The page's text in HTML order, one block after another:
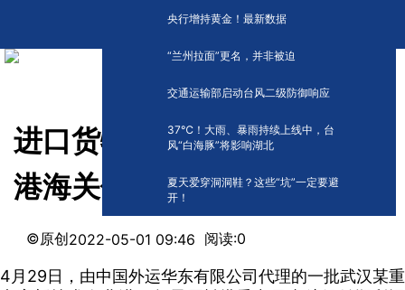
央行增持黄金！最新数据
“兰州拉面”更名，并非被迫
交通运输部启动台风二级防御响应
​37℃！大雨、暴雨持续上线中，台
风“白海豚”将影响湖北
夏天爱穿洞洞鞋？这些“坑”一定要避
开！
进口货物“船边直提”，武汉新
港海关保通保畅
©原创2022-05-01 09:46 阅读:0
4月29日，由中国外运华东有限公司代理的一批武汉某重